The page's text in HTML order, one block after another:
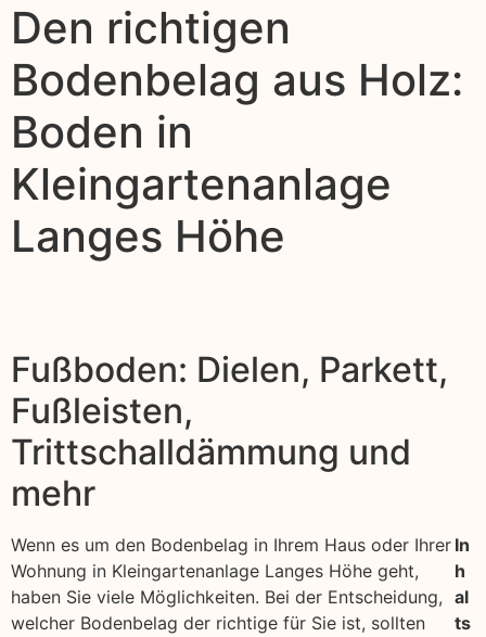
Den richtigen
Bodenbelag aus Holz:
Boden in
Kleingartenanlage
Langes Höhe
Fußboden: Dielen, Parkett,
Fußleisten,
Trittschalldämmung und
mehr
Wenn es um den Bodenbelag in Ihrem Haus oder Ihrer
Wohnung in Kleingartenanlage Langes Höhe geht,
haben Sie viele Möglichkeiten. Bei der Entscheidung,
welcher Bodenbelag der richtige für Sie ist, sollten
In
h
al
ts